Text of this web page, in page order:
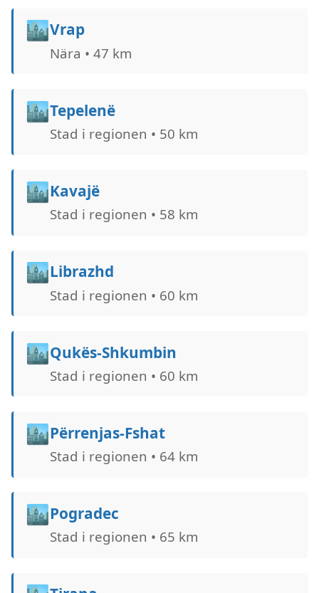
🏙️Vrap
Nära • 47 km
🏙️Tepelenë
Stad i regionen • 50 km
🏙️Kavajë
Stad i regionen • 58 km
🏙️Librazhd
Stad i regionen • 60 km
🏙️Qukës-Shkumbin
Stad i regionen • 60 km
🏙️Përrenjas-Fshat
Stad i regionen • 64 km
🏙️Pogradec
Stad i regionen • 65 km